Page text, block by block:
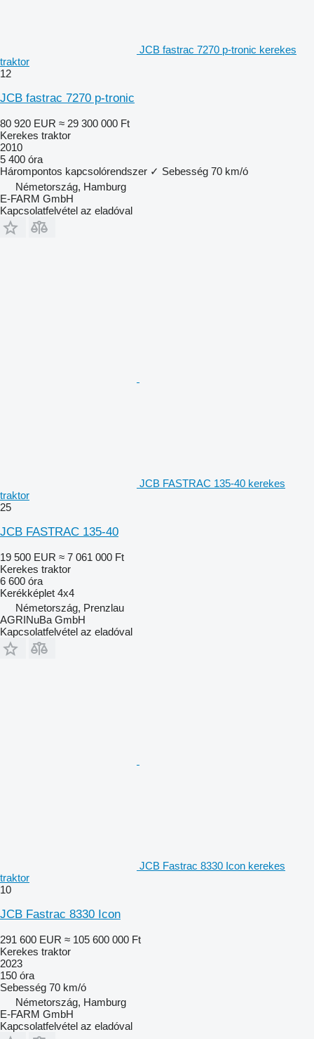
JCB fastrac 7270 p-tronic kerekes
traktor
12
JCB fastrac 7270 p-tronic
80 920 EUR ≈ 29 300 000 Ft
Kerekes traktor
2010
5 400 óra
Hárompontos kapcsolórendszer ✓ Sebesség 70 km/ó
Németország, Hamburg
E-FARM GmbH
Kapcsolatfelvétel az eladóval
JCB FASTRAC 135-40 kerekes
traktor
25
JCB FASTRAC 135-40
19 500 EUR ≈ 7 061 000 Ft
Kerekes traktor
6 600 óra
Kerékképlet 4x4
Németország, Prenzlau
AGRINuBa GmbH
Kapcsolatfelvétel az eladóval
JCB Fastrac 8330 Icon kerekes
traktor
10
JCB Fastrac 8330 Icon
291 600 EUR ≈ 105 600 000 Ft
Kerekes traktor
2023
150 óra
Sebesség 70 km/ó
Németország, Hamburg
E-FARM GmbH
Kapcsolatfelvétel az eladóval